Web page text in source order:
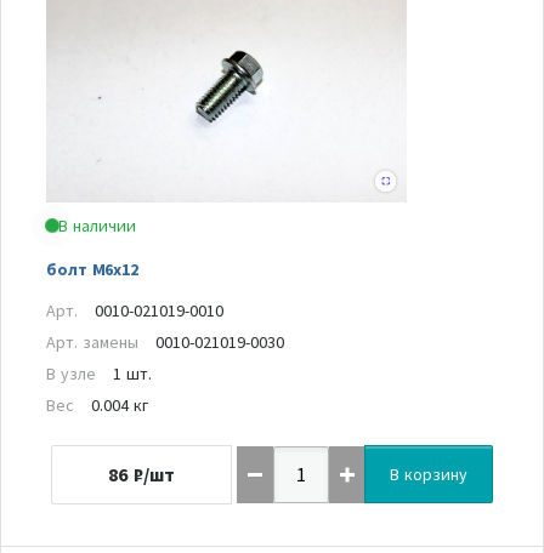
В наличии
болт M6х12
Арт.
0010-021019-0010
Арт. замены
0010-021019-0030
В узле
1 шт.
Вес
0.004 кг
86 ₽/шт В корзину